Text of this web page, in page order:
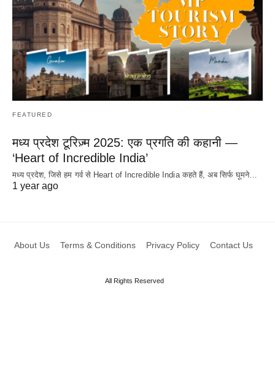
FEATURED
मध्य प्रदेश टूरिज़्म 2025: एक प्रगति की कहानी —
‘Heart of Incredible India’
मध्य प्रदेश, जिसे हम गर्व से Heart of Incredible India कहते हैं, अब सिर्फ घूमने…
1 year ago
About Us Terms & Conditions Privacy Policy Contact Us
All Rights Reserved